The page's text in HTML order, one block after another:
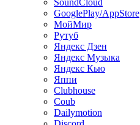
SoundCloud
GooglePlay/AppStore
МойМир
Рутуб
Яндекс Дзен
Яндекс Музыка
Яндекс Кью
Яппи
Clubhouse
Coub
Dailymotion